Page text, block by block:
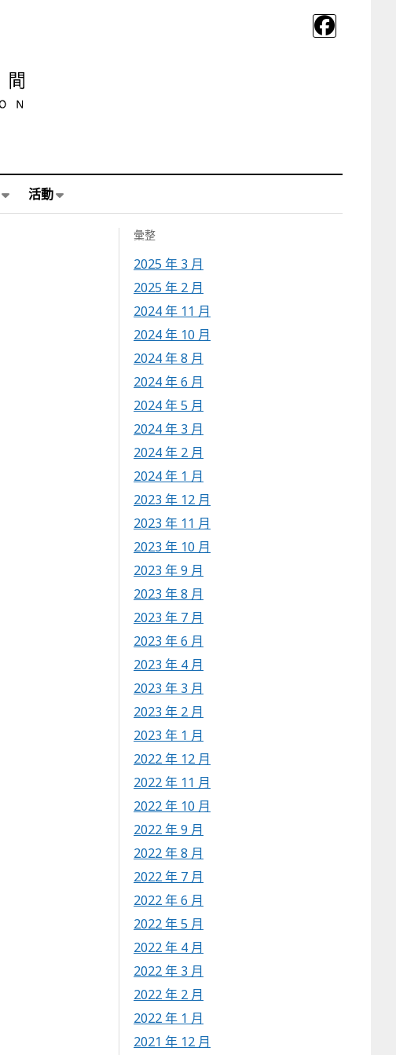
活動
彙整
2025 年 3 月
2025 年 2 月
2024 年 11 月
2024 年 10 月
2024 年 8 月
2024 年 6 月
2024 年 5 月
2024 年 3 月
2024 年 2 月
2024 年 1 月
2023 年 12 月
2023 年 11 月
2023 年 10 月
2023 年 9 月
2023 年 8 月
2023 年 7 月
2023 年 6 月
2023 年 4 月
2023 年 3 月
2023 年 2 月
2023 年 1 月
2022 年 12 月
2022 年 11 月
2022 年 10 月
2022 年 9 月
2022 年 8 月
2022 年 7 月
2022 年 6 月
2022 年 5 月
2022 年 4 月
2022 年 3 月
2022 年 2 月
2022 年 1 月
2021 年 12 月